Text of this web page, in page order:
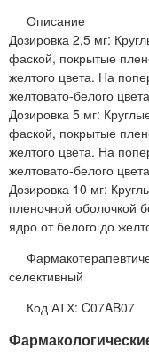
Описание
Дозировка 2,5 мг:
фаской, покрытые
желтого цвета. На
желтовато-белого
Дозировка 5 мг:
фаской, покрытые
желтого цвета. На
желтовато-белого
Дозировка 10 мг:
пленочной оболочкой
ядро от белого до
селективный
Код АТХ: C07AB07